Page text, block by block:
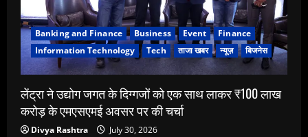
Banking and Finance Business Event
Finance
Information Technology
Tech ताजा खबर न्यूज़ बिजनेस
लेंट्रा ने उद्योग जगत के दिग्गजों को एक साथ लाकर ₹100 लाख
करोड़ के एमएसएमई अवसर पर की चर्चा
Divya Rashtra July 30, 2026